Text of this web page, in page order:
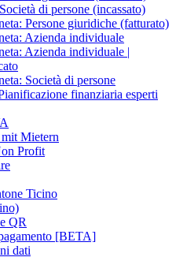
di persone (incassato)
Persone giuridiche (fatturato)
Azienda individuale
Azienda individuale |
Società di persone
finanziaria esperti
Mietern
Profit
Ticino
QR
[BETA]
dati